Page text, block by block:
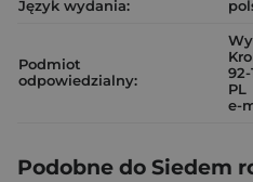
Język wydania:
Podmiot
odpowiedzialny:
92-
PL
e-
Podobne do Siedem